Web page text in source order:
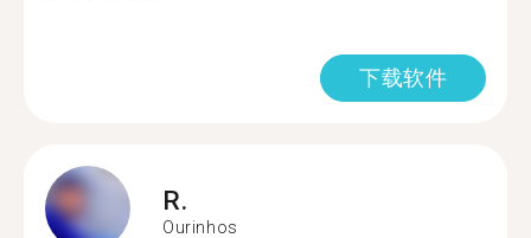
下载软件
R.
Ourinhos